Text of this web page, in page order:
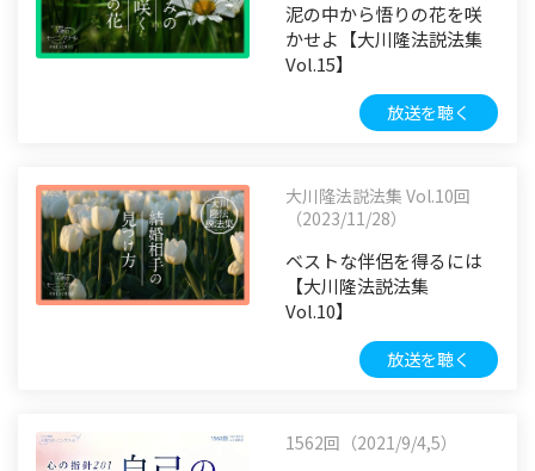
泥の中から悟りの花を咲
かせよ【大川隆法説法集
Vol.15】
放送を聴く
大川隆法説法集 Vol.10回
（2023/11/28）
ベストな伴侶を得るには
【大川隆法説法集
Vol.10】
放送を聴く
1562回（2021/9/4,5）